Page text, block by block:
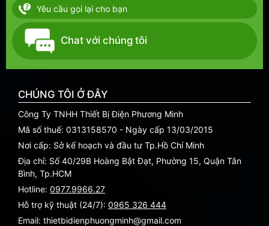
Yêu cầu gọi lại cho bạn
Chat với chúng tôi
CHÚNG TÔI Ở ĐÂY
Công Ty TNHH Thiết Bị Điện Phương Minh
Mã số thuế: 0313158570 - Ngày cấp 13/03/2015
Nơi cấp: Sở kế hoạch và đầu tư Tp.Hồ Chí Minh
Địa chỉ: Số 40/29B Hoàng Bật Đạt, Phường 15, Quận Tân
Bình, Tp.HCM
Hotline: 0977.9966.27
Hỗ trợ kỹ thuật (24/7): 0965 326 444
Email: thietbidienphuongminh@gmail.com